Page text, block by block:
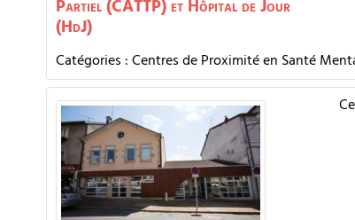
Partiel (CATTP) et Hôpital de Jour
(HdJ)
Catégories :Centres de Proximité en Santé